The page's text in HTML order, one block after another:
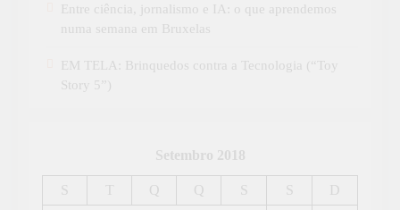
Entre ciência, jornalismo e IA: o que aprendemos
numa semana em Bruxelas
EM TELA: Brinquedos contra a Tecnologia (“Toy
Story 5”)
Setembro 2018
S T Q Q S S
D